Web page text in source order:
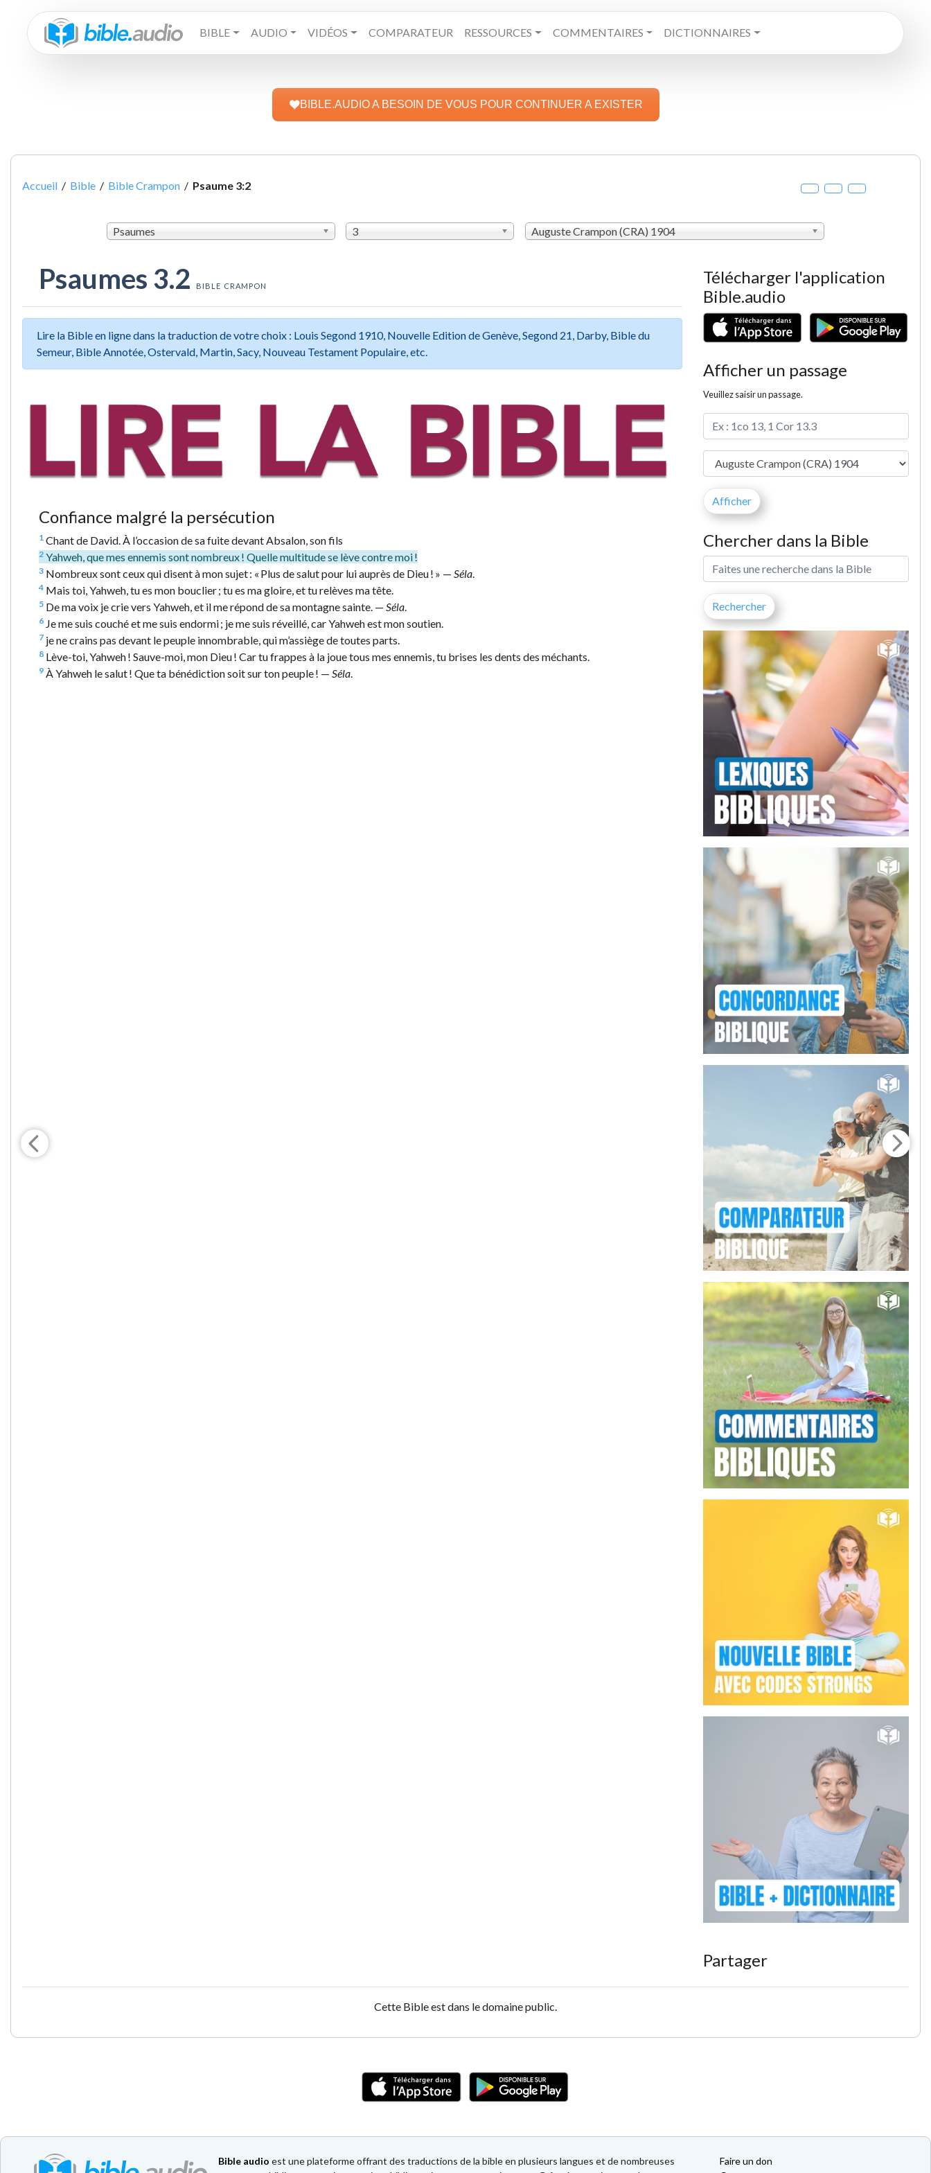
BIBLE AUDIO VIDÉOS COMPARATEUR RESSOURCES COMMENTAIRES DICTIONNAIRES
BIBLE.AUDIO A BESOIN DE VOUS POUR CONTINUER A EXISTER
Accueil / Bible / Bible Crampon / Psaume 3:2
Psaumes 3 Auguste Crampon (CRA) 1904
Psaumes 3.2 BIBLE CRAMPON
Lire la Bible en ligne dans la traduction de votre choix : Louis Segond 1910, Nouvelle Edition de Genève, Segond 21, Darby, Bible du
Semeur, Bible Annotée, Ostervald, Martin, Sacy, Nouveau Testament Populaire, etc.
Confiance malgré la persécution
1 Chant de David. À l’occasion de sa fuite devant Absalon, son fils
2 Yahweh, que mes ennemis sont nombreux ! Quelle multitude se lève contre moi !
3 Nombreux sont ceux qui disent à mon sujet : « Plus de salut pour lui auprès de Dieu ! » — Séla
4 Mais toi, Yahweh, tu es mon bouclier ; tu es ma gloire, et tu relèves ma tête.
5 De ma voix je crie vers Yahweh, et il me répond de sa montagne sainte. — Séla
6 Je me suis couché et me suis endormi ; je me suis réveillé, car Yahweh est mon soutien.
7 je ne crains pas devant le peuple innombrable, qui m’assiège de toutes parts.
8 Lève-toi, Yahweh ! Sauve-moi, mon Dieu ! Car tu frappes à la joue tous mes ennemis, tu brises les dents des méchants.
9 À Yahweh le salut ! Que ta bénédiction soit sur ton peuple ! — Séla
Télécharger l'application
Bible.audio
Afficher un passage
Veuillez saisir un passage.
Chercher dans la Bible
Partager
Cette Bible est dans le domaine public.
Bible audio est une plateforme offrant des traductions de la bible en plusieurs langues et de nombreuses
Faire un don